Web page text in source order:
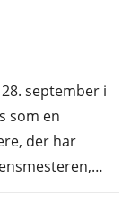
september i
som en
der har